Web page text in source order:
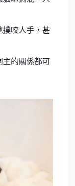
撲咬人手，甚
主的關係都可